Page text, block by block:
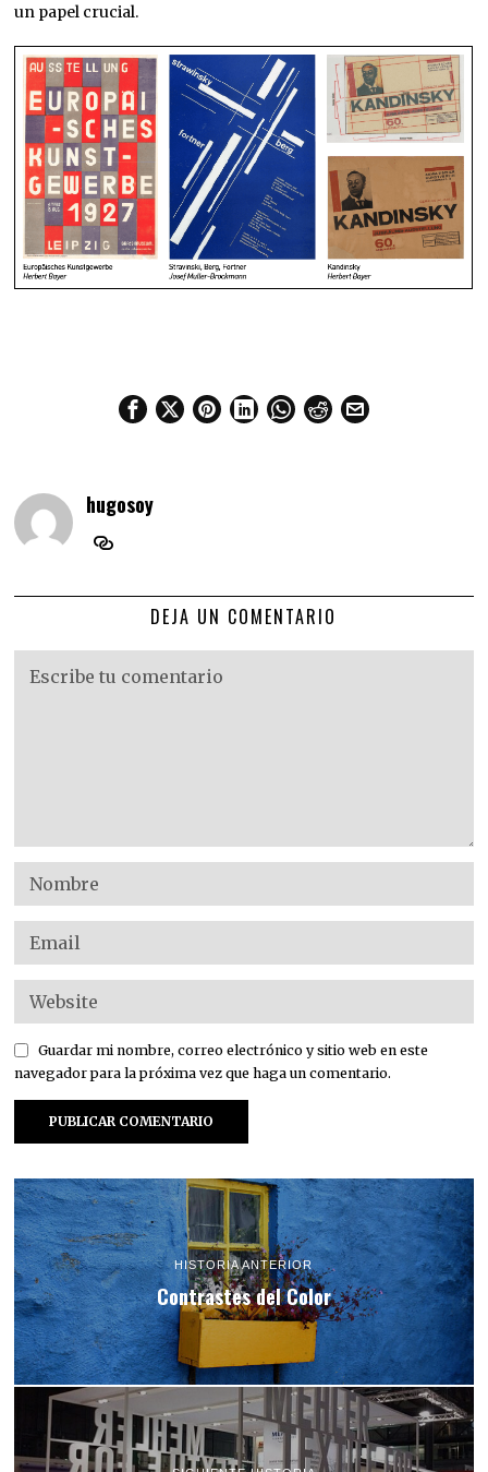
un papel crucial.
hugosoy
DEJA UN COMENTARIO
Guardar mi nombre, correo electrónico y sitio web en este
navegador para la próxima vez que haga un comentario.
HISTORIA ANTERIOR
Contrastes del Color